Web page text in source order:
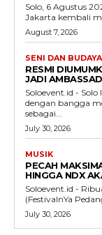
Solo, 6 Agustus
Jakarta kembali
August 7, 2026
SENI DAN BUDAYA
RESMI
JADI
Soloevent.id -
dengan bangga
sebagai...
July 30, 2026
MUSIK
PECAH
HINGGA NDX
Soloevent.id -
(FestivalnYa
July 30, 2026